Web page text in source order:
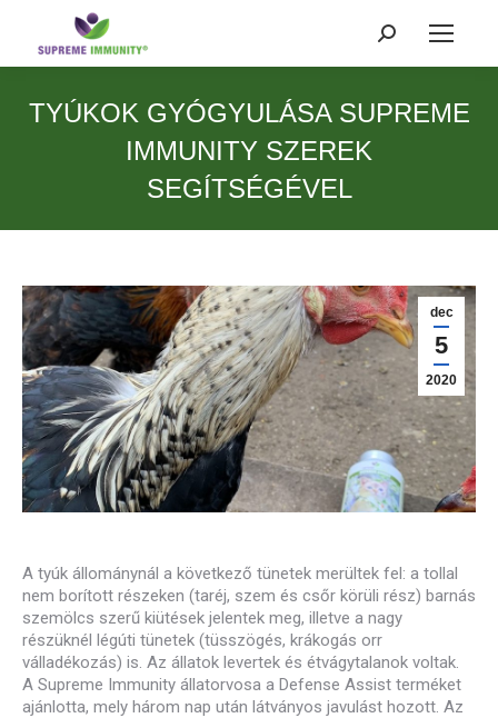
Search:
TYÚKOK GYÓGYULÁSA SUPREME
IMMUNITY SZEREK
SEGÍTSÉGÉVEL
dec
5
2020
A tyúk állománynál a következő tünetek merültek fel: a tollal
nem borított részeken (taréj, szem és csőr körüli rész) barnás
szemölcs szerű kiütések jelentek meg, illetve a nagy
részüknél légúti tünetek (tüsszögés, krákogás orr
válladékozás) is. Az állatok levertek és étvágytalanok voltak.
A Supreme Immunity állatorvosa a Defense Assist terméket
ajánlotta, mely három nap után látványos javulást hozott. Az